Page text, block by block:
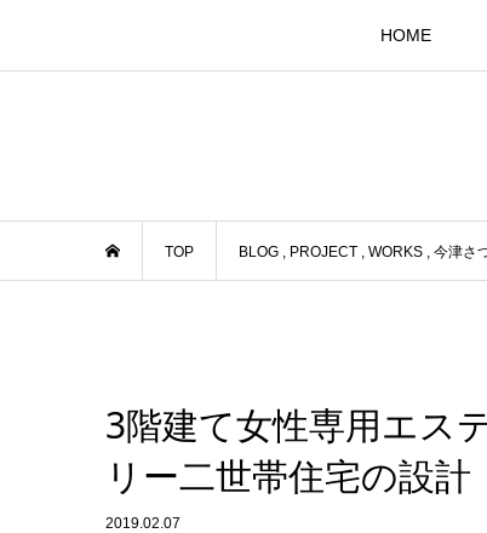
HOME
TOP BLOG PROJECT WORKS 今津さ
3階建て女性専用エス
リー二世帯住宅の設計
2019.02.07